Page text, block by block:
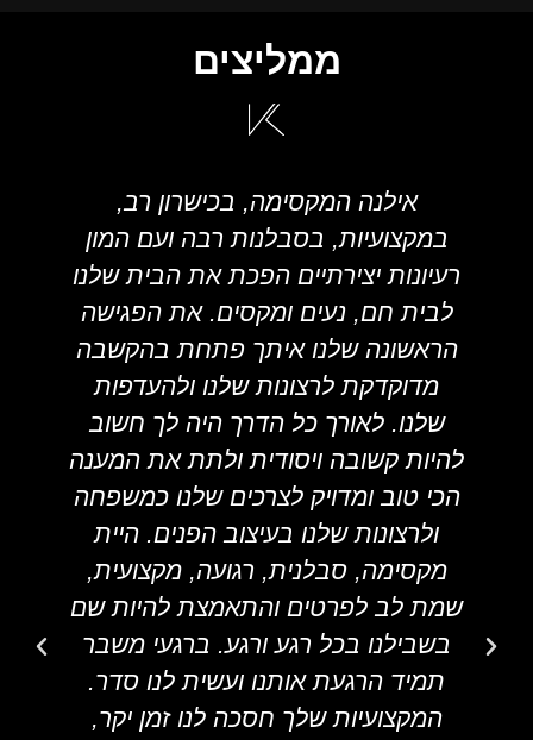
ממליצים
אילנה המקסימה, בכישרון רב,
במקצועיות, בסבלנות רבה ועם המון
רעיונות יצירתיים הפכת את הבית שלנו
לבית חם, נעים ומקסים. את הפגישה
הראשונה שלנו איתך פתחת בהקשבה
מדוקדקת לרצונות שלנו ולהעדפות
שלנו. לאורך כל הדרך היה לך חשוב
להיות קשובה ויסודית ולתת את המענה
הכי טוב ומדויק לצרכים שלנו כמשפחה
ולרצונות שלנו בעיצוב הפנים. היית
מקסימה, סבלנית, רגועה, מקצועית,
שמת לב לפרטים והתאמצת להיות שם
בשבילנו בכל רגע ורגע. ברגעי משבר
תמיד הרגעת אותנו ועשית לנו סדר.
המקצועיות שלך חסכה לנו זמן יקר,